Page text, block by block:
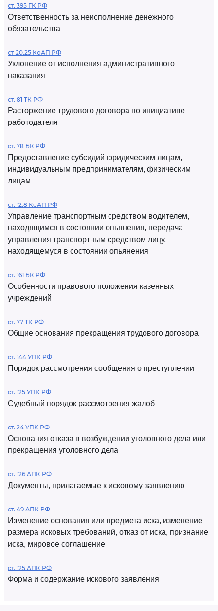
ст. 395 ГК РФ
Ответственность за неисполнение денежного
обязательства
ст 20.25 КоАП РФ
Уклонение от исполнения административного
наказания
ст. 81 ТК РФ
Расторжение трудового договора по инициативе
работодателя
ст. 78 БК РФ
Предоставление субсидий юридическим лицам,
индивидуальным предпринимателям, физическим
лицам
ст. 12.8 КоАП РФ
Управление транспортным средством водителем,
находящимся в состоянии опьянения, передача
управления транспортным средством лицу,
находящемуся в состоянии опьянения
ст. 161 БК РФ
Особенности правового положения казенных
учреждений
ст. 77 ТК РФ
Общие основания прекращения трудового договора
ст. 144 УПК РФ
Порядок рассмотрения сообщения о преступлении
ст. 125 УПК РФ
Судебный порядок рассмотрения жалоб
ст. 24 УПК РФ
Основания отказа в возбуждении уголовного дела или
прекращения уголовного дела
ст. 126 АПК РФ
Документы, прилагаемые к исковому заявлению
ст. 49 АПК РФ
Изменение основания или предмета иска, изменение
размера исковых требований, отказ от иска, признание
иска, мировое соглашение
ст. 125 АПК РФ
Форма и содержание искового заявления